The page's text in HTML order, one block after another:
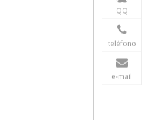
QQ
teléfono
e-mail